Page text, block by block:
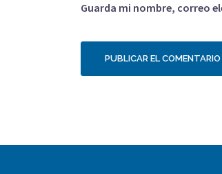
Guarda mi nombre, correo